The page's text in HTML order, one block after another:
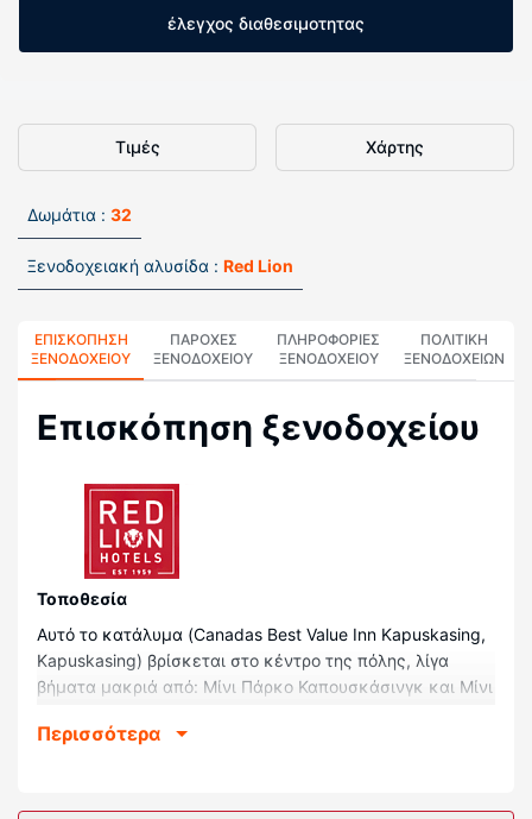
έλεγχος διαθεσιμοτητας
Τιμές Χάρτης
Δωμάτια : 32
Ξενοδοχειακή αλυσίδα : Red Lion
ΕΠΙΣΚΌΠΗΣΗ
ΞΕΝΟΔΟΧΕΊΟΥ
ΠΑΡΟΧΕΣ
ΞΕΝΟΔΟΧΕΙΟΥ
ΠΛΗΡΟΦΟΡΊΕΣ
ΞΕΝΟΔΟΧΕΊΟΥ
ΠΟΛΙΤΙΚΗ
ΞΕΝΟΔΟΧΕΊΩΝ
Επισκόπηση ξενοδοχείου
Τοποθεσία
Αυτό το κατάλυμα (Canadas Best Value Inn Kapuskasing,
Kapuskasing) βρίσκεται στο κέντρο της πόλης, λίγα
βήματα μακριά από: Μίνι Πάρκο Καπουσκάσινγκ και Μίνι
Ρίβερσαϊντ (Kapuskasing) και 0,2 χλμ. από: Μουσείο Ron
Περισσότερα